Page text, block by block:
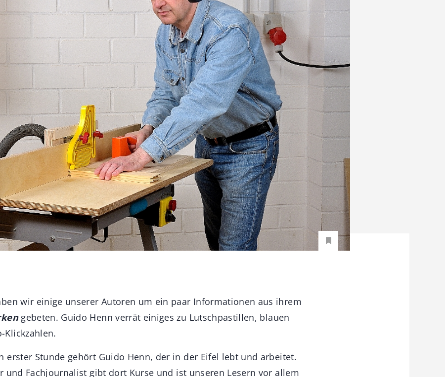
wir einige unserer Autoren um ein paar Informationen aus ihrem
gebeten. Guido Henn verrät einiges zu Lutschpastillen, blauen
Klickzahlen.
erster Stunde gehört Guido Henn, der in der Eifel lebt und arbeitet.
und Fachjournalist gibt dort Kurse und ist unseren Lesern vor allem